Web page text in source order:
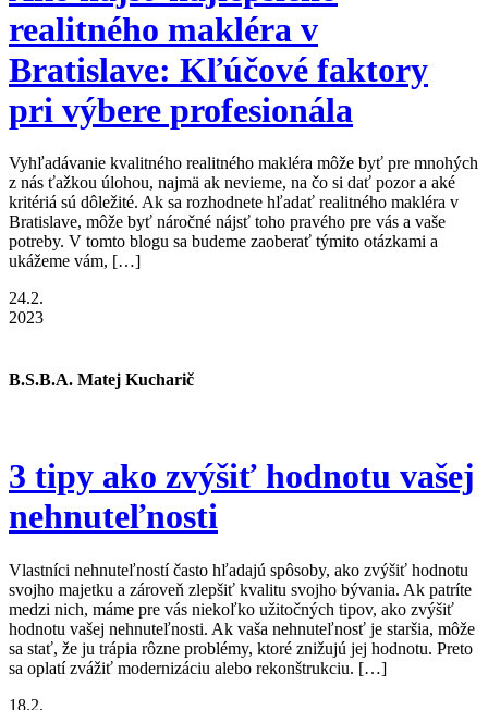
realitného makléra v
Bratislave: Kľúčové faktory
pri výbere profesionála
Vyhľadávanie kvalitného realitného makléra môže byť pre mnohých
z nás ťažkou úlohou, najmä ak nevieme, na čo si dať pozor a aké
kritériá sú dôležité. Ak sa rozhodnete hľadať realitného makléra v
Bratislave, môže byť náročné nájsť toho pravého pre vás a vaše
potreby. V tomto blogu sa budeme zaoberať týmito otázkami a
ukážeme vám, […]
24.2.
2023
B.S.B.A. Matej Kucharič
3 tipy ako zvýšiť hodnotu vašej
nehnuteľnosti
Vlastníci nehnuteľností často hľadajú spôsoby, ako zvýšiť hodnotu
svojho majetku a zároveň zlepšiť kvalitu svojho bývania. Ak patríte
medzi nich, máme pre vás niekoľko užitočných tipov, ako zvýšiť
hodnotu vašej nehnuteľnosti. Ak vaša nehnuteľnosť je staršia, môže
sa stať, že ju trápia rôzne problémy, ktoré znižujú jej hodnotu. Preto
sa oplatí zvážiť modernizáciu alebo rekonštrukciu. […]
18.2.